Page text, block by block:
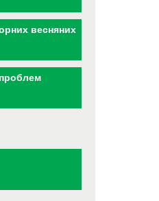
весняних